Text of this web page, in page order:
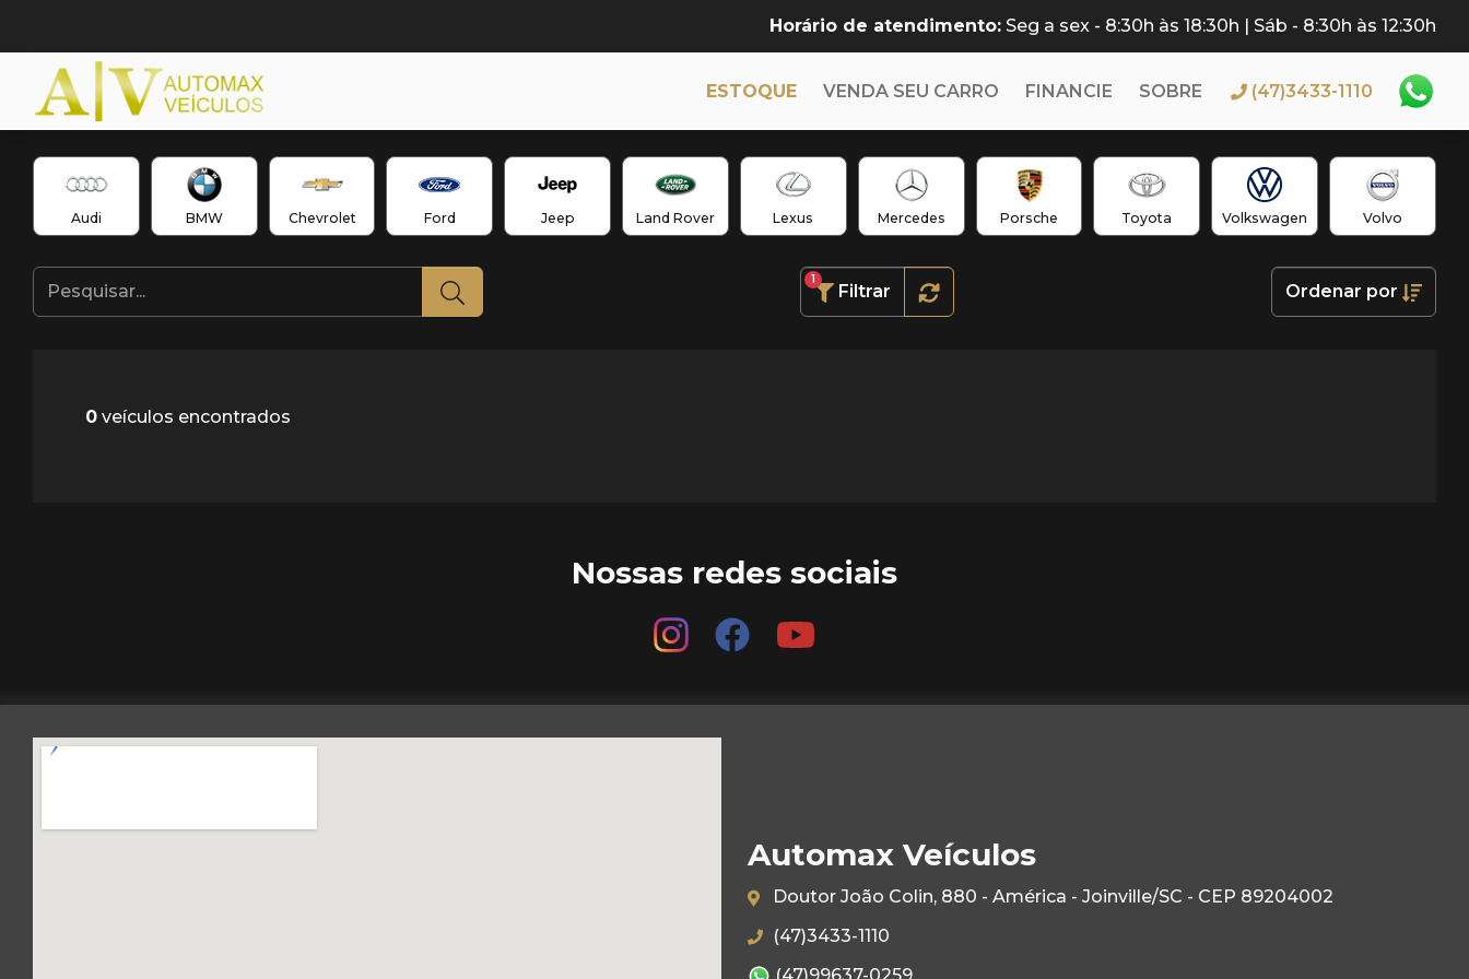
Horário de atendimento: Seg a sex - 8:30h às 18:30h | Sáb - 8:30h às 12:30h
ESTOQUE VENDA SEU CARRO FINANCIE SOBRE (47)3433-1110
Audi BMW Chevrolet Ford Jeep Land Rover Lexus Mercedes Porsche Toyota Volkswagen Volvo
Filtrar
1
Ordenar por
0 veículos encontrados
Nossas redes sociais
Automax Veículos
Doutor João Colin, 880 - América - Joinville/SC - CEP 89204002
(47)3433-1110